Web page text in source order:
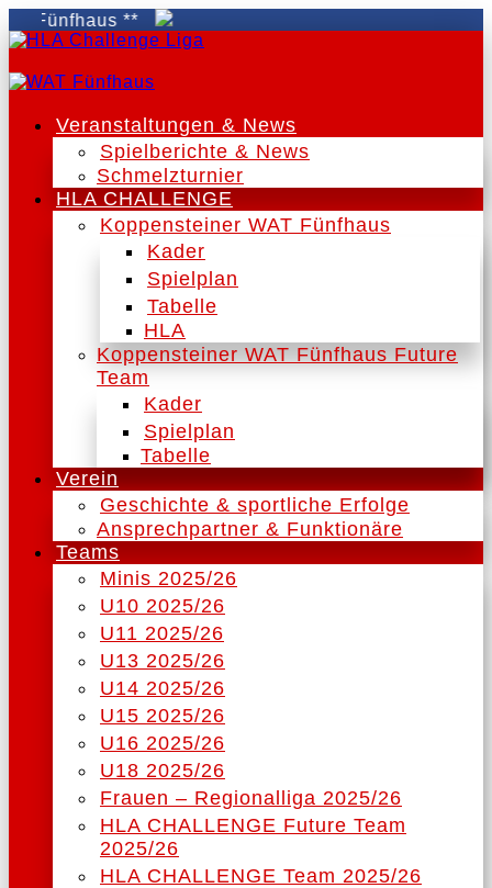
**
Veranstaltungen & News
Spielberichte & News
Schmelzturnier
HLA CHALLENGE
Koppensteiner WAT Fünfhaus
Kader
Spielplan
Tabelle
HLA
Koppensteiner WAT Fünfhaus Future
Team
Kader
Spielplan
Tabelle
Verein
Geschichte & sportliche Erfolge
Ansprechpartner & Funktionäre
Teams
Minis 2025/26
U10 2025/26
U11 2025/26
U13 2025/26
U14 2025/26
U15 2025/26
U16 2025/26
U18 2025/26
Frauen – Regionalliga 2025/26
HLA CHALLENGE Future Team
2025/26
HLA CHALLENGE Team 2025/26